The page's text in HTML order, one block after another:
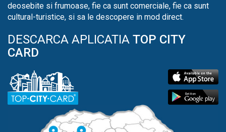
deosebite si frumoase, fie ca sunt comerciale, fie ca sunt
cultural-turistice, si sa le descopere in mod direct.
DESCARCA APLICATIA TOP CITY
CARD